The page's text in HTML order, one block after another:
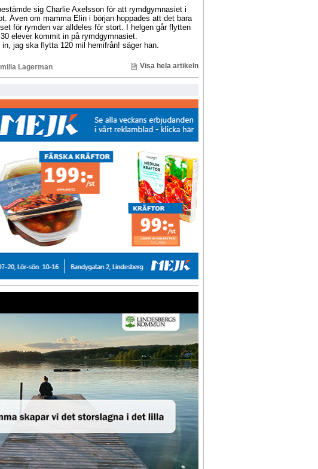
sig Charlie Axelsson för att rymdgymnasiet i
Även om mamma Elin i början hoppades att det bara
för rymden var alldeles för stort. I helgen går flytten
elever kommit in på rymdgymnasiet.
jag ska flytta 120 mil hemifrån! säger han.
Lagerman Visa hela artikeln